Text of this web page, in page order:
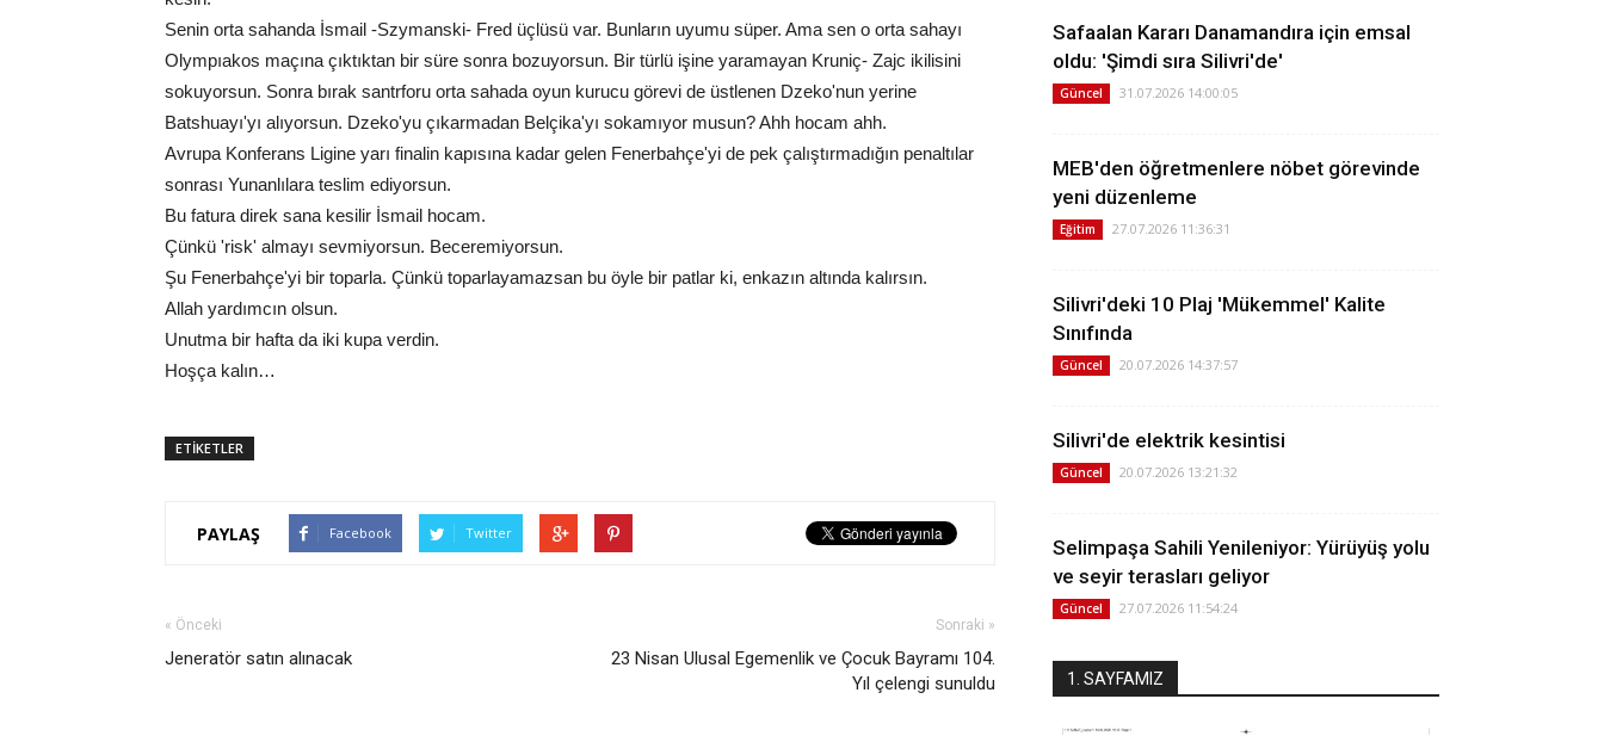
Senin orta sahanda İsmail -Szymanski- Fred üçlüsü var. Bunların uyumu süper. Ama sen o orta sahayı
Olympıakos maçına çıktıktan bir süre sonra bozuyorsun. Bir türlü işine yaramayan Kruniç- Zajc ikilisini
sokuyorsun. Sonra bırak santrforu orta sahada oyun kurucu görevi de üstlenen Dzeko'nun yerine
Batshuayı'yı alıyorsun. Dzeko'yu çıkarmadan Belçika'yı sokamıyor musun? Ahh hocam ahh.
Avrupa Konferans Ligine yarı finalin kapısına kadar gelen Fenerbahçe'yi de pek çalıştırmadığın penaltılar
sonrası Yunanlılara teslim ediyorsun.
Bu fatura direk sana kesilir İsmail hocam.
Çünkü 'risk' almayı sevmiyorsun. Beceremiyorsun.
Şu Fenerbahçe'yi bir toparla. Çünkü toparlayamazsan bu öyle bir patlar ki, enkazın altında kalırsın.
Allah yardımcın olsun.
Unutma bir hafta da iki kupa verdin.
Hoşça kalın…
ETİKETLER
PAYLAŞ Facebook Twitter
« Önceki
Jeneratör satın alınacak
Sonraki »
23 Nisan Ulusal Egemenlik ve Çocuk Bayramı 104.
Yıl çelengi sunuldu
Safaalan Kararı Danamandıra için emsal
oldu: 'Şimdi sıra Silivri'de'
Güncel 31.07.2026 14:00:05
MEB'den öğretmenlere nöbet görevinde
yeni düzenleme
Eğitim 27.07.2026 11:36:31
Silivri'deki 10 Plaj 'Mükemmel' Kalite
Sınıfında
Güncel 20.07.2026 14:37:57
Silivri'de elektrik kesintisi
Güncel 20.07.2026 13:21:32
Selimpaşa Sahili Yenileniyor: Yürüyüş yolu
ve seyir terasları geliyor
Güncel 27.07.2026 11:54:24
1. SAYFAMIZ